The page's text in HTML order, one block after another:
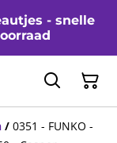
- snelle
/ 0351 - FUNKO -